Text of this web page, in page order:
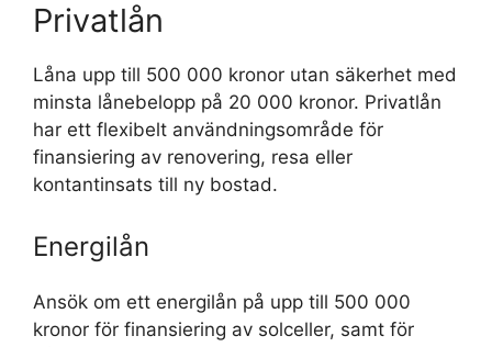
Privatlån
Låna upp till 500 000 kronor utan säkerhet med
minsta lånebelopp på 20 000 kronor. Privatlån
har ett flexibelt användningsområde för
finansiering av renovering, resa eller
kontantinsats till ny bostad.
Energilån
Ansök om ett energilån på upp till 500 000
kronor för finansiering av solceller, samt för